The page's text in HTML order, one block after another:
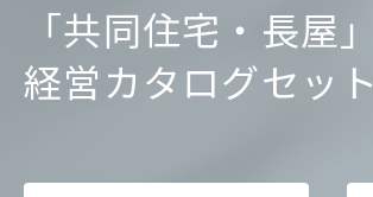
「共同住宅・長屋」
経営カタログセット